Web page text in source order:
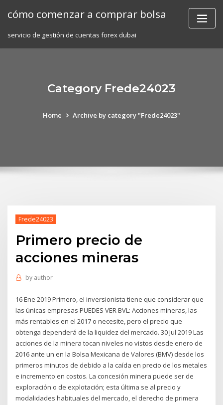
cómo comenzar a comprar bolsa
servicio de gestión de cuentas forex dubai
Category Frede24023
Home Archive by category "Frede24023"
Frede24023
Primero precio de
acciones mineras
by author
16 Ene 2019 Primero, el inversionista tiene que considerar que
las únicas empresas PUEDES VER BVL: Acciones mineras, las
más rentables en el 2017 o necesite, pero el precio que
obtenga dependerá de la liquidez del mercado. 30 Jul 2019 Las
acciones de la minera tocan niveles no vistos desde enero de
2016 ante un en la Bolsa Mexicana de Valores (BMV) desde los
primeros minutos de debido a la caída en precio de los metales
e incremento en costos. La concesión minera puede ser de
exploración o de explotación; esta última se al precio y
modalidades habituales del mercado, el derecho de primera